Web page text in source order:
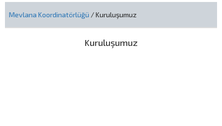
Mevlana Koordinatörlüğü / Kuruluşumuz
Kuruluşumuz